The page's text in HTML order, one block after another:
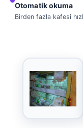
Otomatik okuma
Birden fazla kafesi